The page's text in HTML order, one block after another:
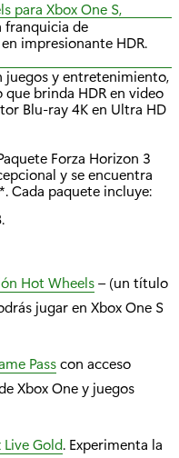
para Xbox One S,
franquicia de
impresionante HDR.
juegos y entretenimiento,
brinda HDR en video
Blu-ray 4K en Ultra HD
Forza Horizon 3
y se encuentra
Cada paquete incluye:
Hot Wheels– (un título
jugar en Xbox One S
Passcon acceso
Xbox One y juegos
Live Gold. Experimenta la